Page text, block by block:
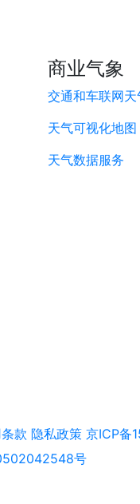
商业气象
交通和车联网天
天气可视化地图
天气数据服务
款 隐私政策 京ICP备
号